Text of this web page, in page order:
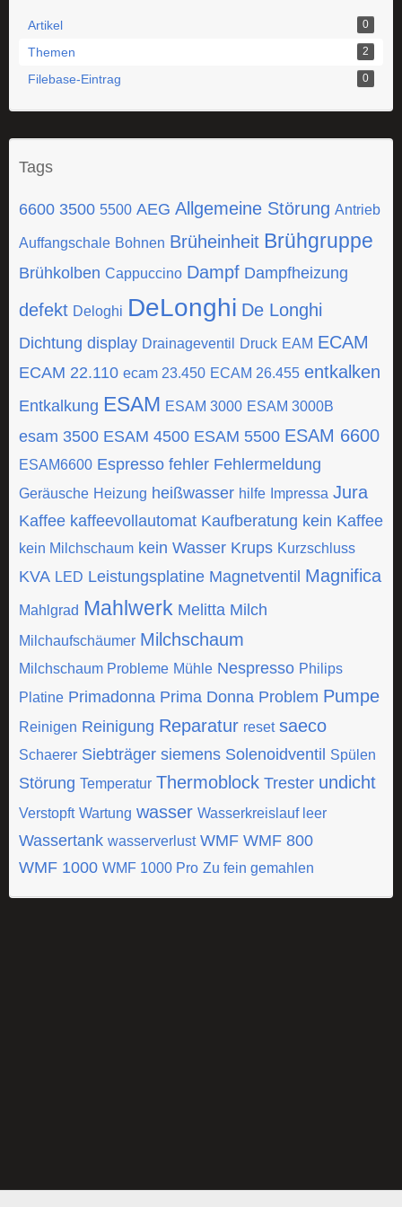
Artikel 0
Themen 2
Filebase-Eintrag 0
Tags
6600 3500 5500 AEG Allgemeine Störung Antrieb
Auffangschale Bohnen Brüheinheit Brühgruppe
Brühkolben Cappuccino Dampf Dampfheizung
defekt Deloghi DeLonghi De Longhi
Dichtung display Drainageventil Druck EAM ECAM
ECAM 22.110 ecam 23.450 ECAM 26.455 entkalken
Entkalkung ESAM ESAM 3000 ESAM 3000B
esam 3500 ESAM 4500 ESAM 5500 ESAM 6600
ESAM6600 Espresso fehler Fehlermeldung
Geräusche Heizung heißwasser hilfe Impressa Jura
Kaffee kaffeevollautomat Kaufberatung kein Kaffee
kein Milchschaum kein Wasser Krups Kurzschluss
KVA LED Leistungsplatine Magnetventil Magnifica
Mahlgrad Mahlwerk Melitta Milch
Milchaufschäumer Milchschaum
Milchschaum Probleme Mühle Nespresso Philips
Platine Primadonna Prima Donna Problem Pumpe
Reinigen Reinigung Reparatur reset saeco
Schaerer Siebträger siemens Solenoidventil Spülen
Störung Temperatur Thermoblock Trester undicht
Verstopft Wartung wasser Wasserkreislauf leer
Wassertank wasserverlust WMF WMF 800
WMF 1000 WMF 1000 Pro Zu fein gemahlen